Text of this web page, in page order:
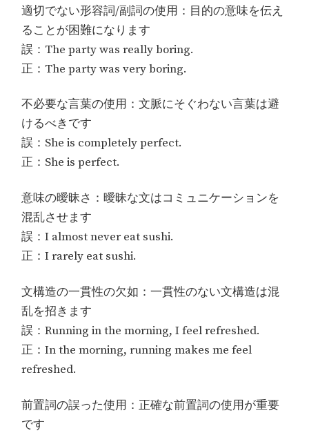
適切でない形容詞/副詞の使用：目的の意味を伝え
ることが困難になります
誤：The party was really boring.
正：The party was very boring.
不必要な言葉の使用：文脈にそぐわない言葉は避
けるべきです
誤：She is completely perfect.
正：She is perfect.
意味の曖昧さ：曖昧な文はコミュニケーションを
混乱させます
誤：I almost never eat sushi.
正：I rarely eat sushi.
文構造の一貫性の欠如：一貫性のない文構造は混
乱を招きます
誤：Running in the morning, I feel refreshed.
正：In the morning, running makes me feel
refreshed.
前置詞の誤った使用：正確な前置詞の使用が重要
です